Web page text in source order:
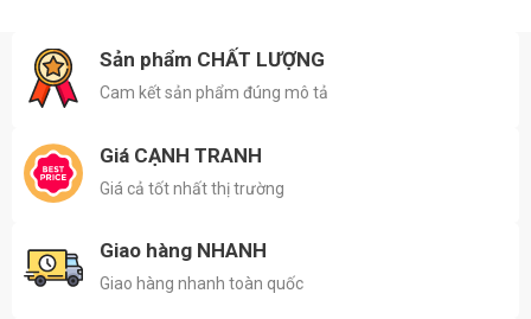
Sản phẩm CHẤT LƯỢNG
Cam kết sản phẩm đúng mô tả
Giá CẠNH TRANH
Giá cả tốt nhất thị trường
Giao hàng NHANH
Giao hàng nhanh toàn quốc